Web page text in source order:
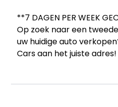
**7 DAGEN PER WEEK
Op zoek naar een
uw huidige auto
Cars aan het juiste